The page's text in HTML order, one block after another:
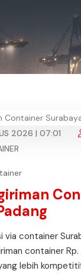
2026 | 07:01
via container
container
lebih